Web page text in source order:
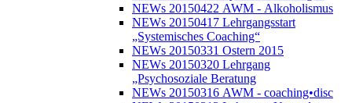
NEWs 20150422 AWM - Alkoholismus
NEWs 20150417 Lehrgangsstart
„Systemisches Coaching“
NEWs 20150331 Ostern 2015
NEWs 20150320 Lehrgang
„Psychosoziale Beratung
NEWs 20150316 AWM - coaching•disc